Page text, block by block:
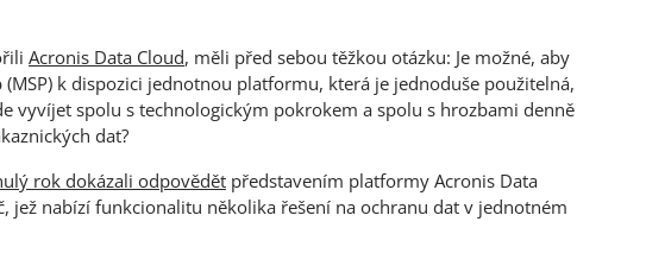
Acronis Data Cloud, měli před sebou těžkou otázku: Je možné, aby
k dispozici jednotnou platformu, která je jednoduše použitelná,
vyvíjet spolu s technologickým pokrokem a spolu s hrozbami denně
dat?
rok dokázali odpovědět představením platformy Acronis Data
jež nabízí funkcionalitu několika řešení na ochranu dat v jednotném